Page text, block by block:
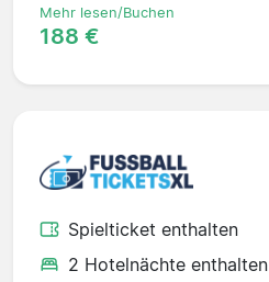
Mehr lesen/Buchen
188 €
Spielticket enthalten
2 Hotelnächte enthalten